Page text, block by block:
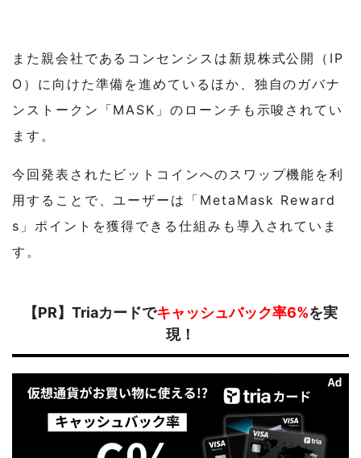
また親会社であるコンセンシスは新規株式公開（IP
O）に向けた準備を進めているほか、独自のガバナ
ンストークン「MASK」のローンチも示唆されてい
ます。
今回発表されたビットコインへのスワップ機能を利
用することで、ユーザーは「MetaMask Reward
s」ポイントを獲得できる仕組みも導入されていま
す。
【PR】Triaカードでキャッシュバック率6%を実
現！